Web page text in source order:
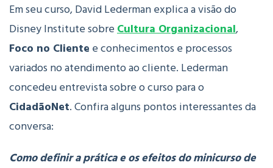
Em seu curso, David Lederman explica a visão do
Disney Institute sobreCultura Organizacional,
Foco no Cliente e conhecimentos e processos
variados no atendimento ao cliente. Lederman
concedeu entrevista sobre o curso para o
CidadãoNet. Confira alguns pontos interessantes da
conversa:
Como definir a prática e os efeitos do minicurso de